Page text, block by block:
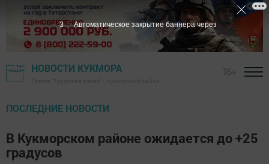
НОВОСТИ КУКМОРА
ПОСЛЕДНИЕ НОВОСТИ
В Кукморском районе ожидается до +25
градусов
1 Автоматическое закрытие баннера через